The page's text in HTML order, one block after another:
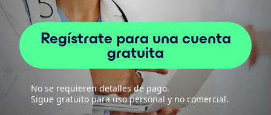
Regístrate para una cuenta
gratuita
No se requieren detalles de pago.
Sigue gratuito para uso personal y no comercial.